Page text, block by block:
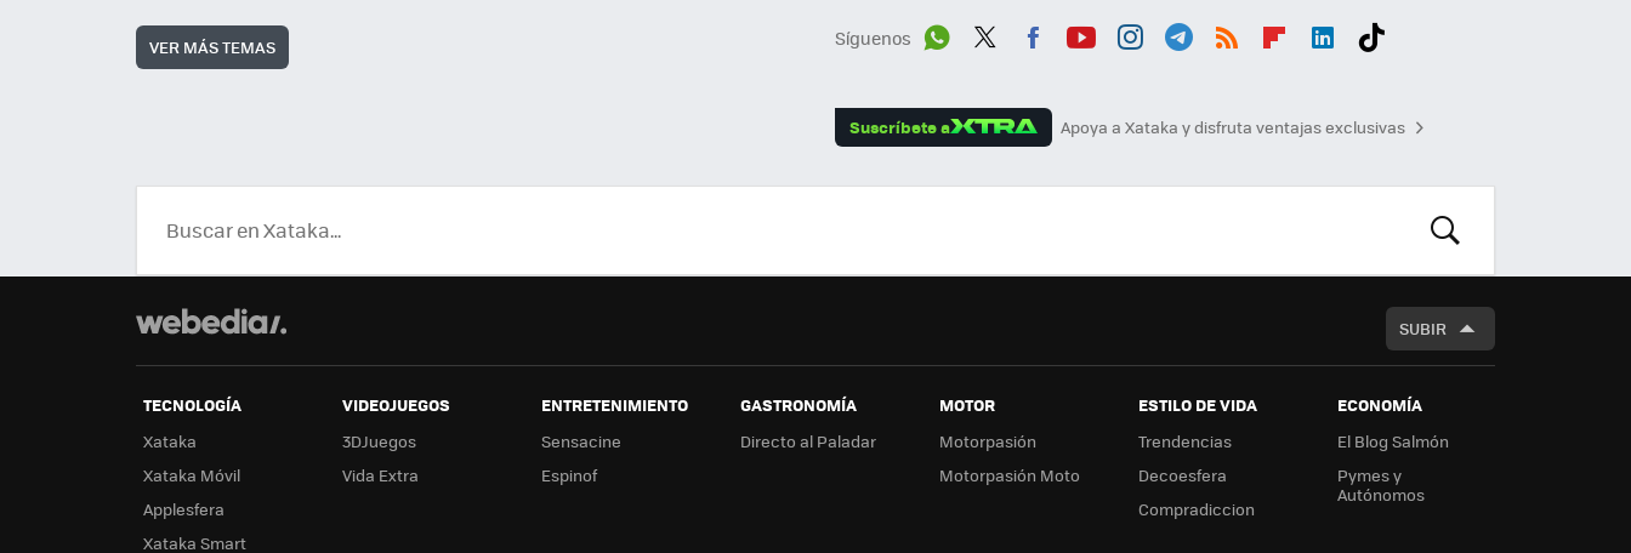
Síguenos
ats
App
ter
ebo
ok
Suscríbete a Apoya a Xataka y disfruta ventajas exclusivas
VER MÁS TEMAS
BUSCAR
SUBIR
TECNOLOGÍA
Xataka
Xataka Móvil
Applesfera
Xataka Smart
VIDEOJUEGOS
3DJuegos
Vida Extra
ENTRETENIMIENTO
Sensacine
Espinof
GASTRONOMÍA
Directo al Paladar
MOTOR
Motorpasión
Motorpasión Moto
ESTILO DE VIDA
Trendencias
Decoesfera
Compradiccion
ECONOMÍA
El Blog Salmón
Pymes y
Autónomos